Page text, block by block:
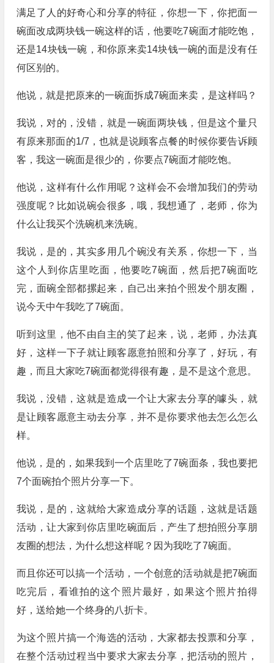
满足了人的好奇心和分享的特征，你想一下，你把面一
碗面改成两块钱一碗这样的话，他要吃7碗面才能吃饱，
还是14块钱一碗，和你原来卖14块钱一碗的面是没有任
何区别的。
他说，就是把原来的一碗面拆成7碗面来卖，是这样吗？
我说，对的，没错，就是一碗面两块钱，但是这个量只
有原来那面的1/7，也就是说顾客点餐的时候你要告诉顾
客，我这一碗面是很少的，你要点7碗面才能吃饱。
他说，这样有什么作用呢？这样会不会增加我们的劳动
强度呢？比如说碗会很多，哦，我想通了，老师，你为
什么让我买个洗碗机来洗碗。
我说，是的，其实多用几个碗没有关系，你想一下，当
这个人到你店里吃面，他要吃7碗面，然后把7碗面吃
完，面碗全部都摞起来，自己出来拍个照发个朋友圈，
说今天中午我吃了7碗面。
听到这里，他不由自主的笑了起来，说，老师，办法真
好，这样一下子就让顾客愿意拍照和分享了，好玩，有
趣，而且大家吃7碗面都觉得很有趣，是不是这个意思。
我说，没错，这就是造成一个让大家去分享的噱头，就
是让顾客愿意主动去分享，并不是你要求他去怎么怎么
样。
他说，是的，如果我到一个店里吃了7碗面条，我也要把
7个面碗拍个照片分享一下。
我说，是的，这就给大家造成分享的话题，这就是话题
活动，让大家到你店里吃碗面后，产生了想拍照分享朋
友圈的想法，为什么想这样呢？因为我吃了7碗面。
而且你还可以搞一个活动，一个创意的活动就是把7碗面
吃完后，看谁拍的这个照片最好，如果这个照片拍得
好，送给她一个终身的八折卡。
为这个照片搞一个海选的活动，大家都去投票和分享，
在整个活动过程当中要求大家去分享，把活动的照片，